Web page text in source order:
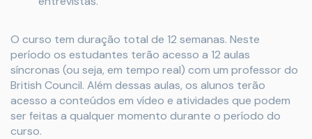
O curso tem duração total de 12 semanas. Neste
período os estudantes terão acesso a 12 aulas
síncronas (ou seja, em tempo real) com um professor do
British Council. Além dessas aulas, os alunos terão
acesso a conteúdos em vídeo e atividades que podem
ser feitas a qualquer momento durante o período do
curso.